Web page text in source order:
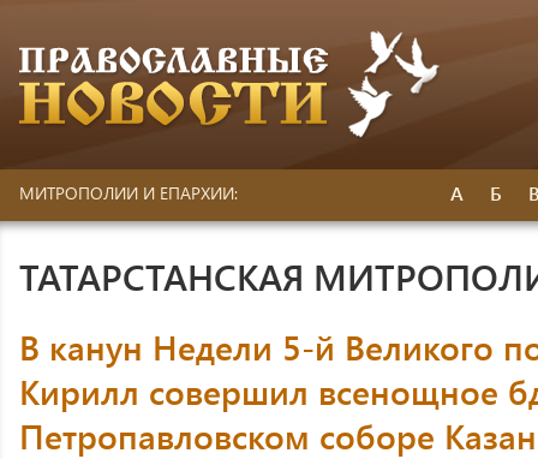
МИТРОПОЛИИ И ЕПАРХИИ: А Б
ТАТАРСТАНСКАЯ
В канун Недели 5-й Великого
Кирилл совершил всенощное
Петропавловском соборе